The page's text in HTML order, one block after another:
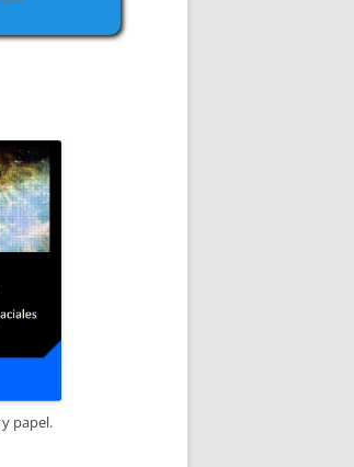
papel.